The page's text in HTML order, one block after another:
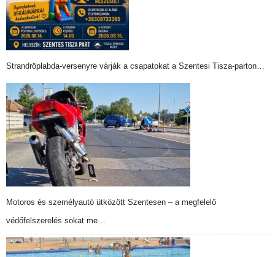
Strandröplabda-versenyre várják a csapatokat a Szentesi Tisza-parton…
Motoros és személyautó ütközött Szentesen – a megfelelő
védőfelszerelés sokat me…